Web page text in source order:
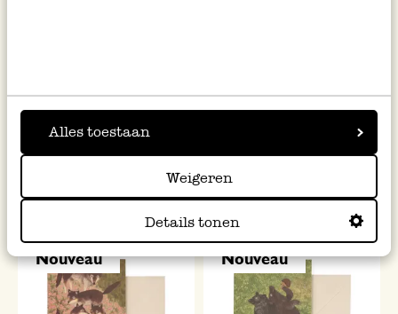
Alles toestaan
Weigeren
Details tonen
Carte, World Animal
parmi fleurs
Carte 3D avec enveloppe,
Nouveau Nouveau